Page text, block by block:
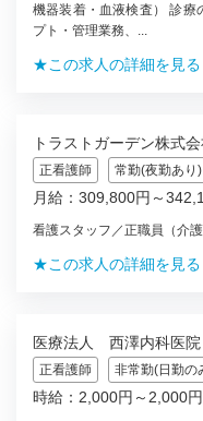
機器装着・血液検査） 診療
プト・管理業務、...
★この求人の詳細を見る
トラストガーデン株式
正看護師 常勤(夜勤あり)
月給：309,800円～
看護スタッフ／正職員（介
★この求人の詳細を見る
医療法人 西澤内科医院
正看護師 非常勤(日勤の
時給：2,000円～2,000円